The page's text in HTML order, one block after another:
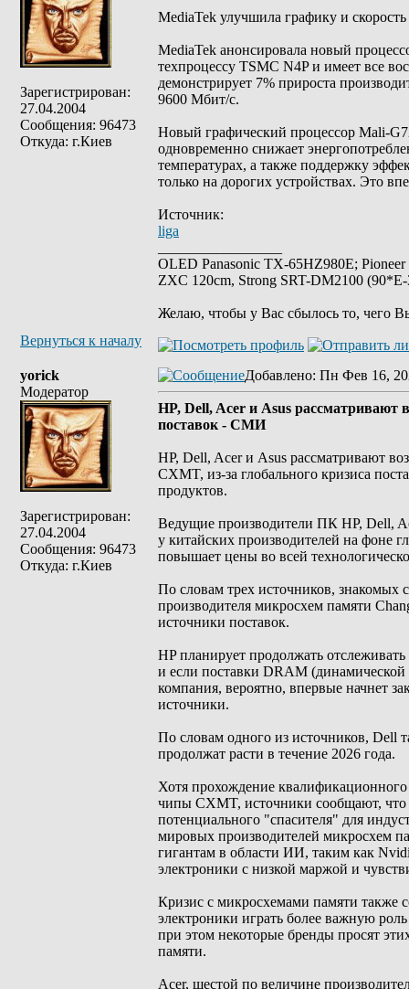
Зарегистрирован:
27.04.2004
Сообщения: 96473
Откуда: г.Киев
MediaTek улучшила графику и
MediaTek анонсировала новый
техпроцессу TSMC N4P и имеет все
демонстрирует 7% прироста
9600 Мбит/с.
Новый графический процессор Mali-
одновременно снижает
температурах, а также поддержку
только на дорогих устройствах. Это
Источник:
liga
OLED Panasonic TX-65HZ980E;
ZXC 120cm, Strong SRT-DM2100
Желаю, чтобы у Вас сбылось то, чего
Вернуться к началу
yorick
Модератор
Зарегистрирован:
27.04.2004
Сообщения: 96473
Откуда: г.Киев
Добавлено: Пн Фев 16,
HP, Dell, Acer и Asus рассматривают
поставок - СМИ
HP, Dell, Acer и Asus рассматривают
CXMT, из-за глобального кризиса
продуктов.
Ведущие производители ПК HP, Dell,
у китайских производителей на фоне
повышает цены во всей
По словам трех источников, знакомых
производителя микросхем памяти
источники поставок.
HP планирует продолжать
и если поставки DRAM
компания, вероятно, впервые начнет
источники.
По словам одного из источников, Dell
продолжат расти в течение 2026 года.
Хотя прохождение квалификационного
чипы CXMT, источники сообщают,
потенциального "спасителя" для
мировых производителей микросхем
гигантам в области ИИ, таким как
электроники с низкой маржой и
Кризис с микросхемами памяти также
электроники играть более важную
при этом некоторые бренды просят
памяти.
Acer, шестой по величине